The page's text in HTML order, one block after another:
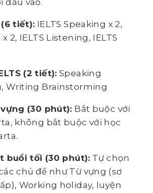
đầu vào.
(6 tiết): IELTS Speaking x 2,
2, IELTS Listening, IELTS
(2 tiết): Speaking
Writing Brainstorming
(30 phút): Bắt buộc với
không bắt buộc với học
buổi tối (30 phút): Tự chọn
chủ đề như Từ vựng (sơ
Working holiday, luyện